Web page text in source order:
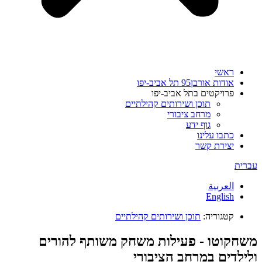
ראשי
אודות אורבן95 תל אביב-יפו
פרויקטים בתל אביב-יפו
תוכן ושירותים קהילתיים
מרחב ציבורי
גוף ידע
כתבו עלינו
יצירת קשר
עברית
العربية
English
קטגוריה: תוכן ושירותים קהילתיים
משחקוטו - פעילות משחק משותף להורים
ולילדים במרחב הציבורי